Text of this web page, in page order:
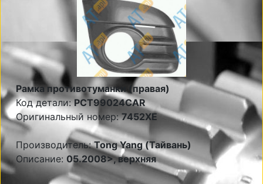
Рамка противотуманки (правая)
Код детали:PCT99024CAR
Оригинальный номер:7452XE
Производитель:Tong Yang (Тайвань)
Описание: 05.2008>, верхняя